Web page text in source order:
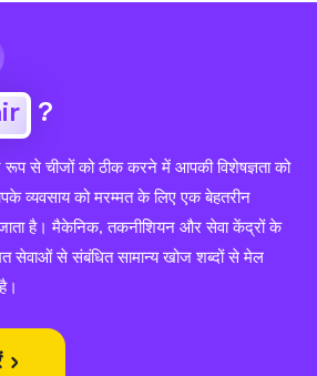
?
से चीजों को ठीक करने में आपकी विशेषज्ञता को
व्यवसाय को मरम्मत के लिए एक बेहतरीन
है। मैकेनिक, तकनीशियन और सेवा केंद्रों के
सेवाओं से संबंधित सामान्य खोज शब्दों से मेल